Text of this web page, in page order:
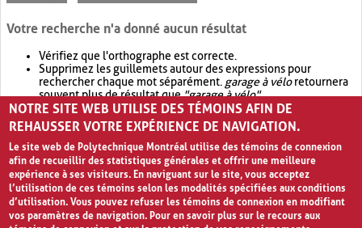
Votre recherche n'a donné aucun résultat
Vérifiez que l'orthographe est correcte.
Supprimez les guillemets autour des expressions pour
rechercher chaque mot séparément. garage à véloretournera
souvent plus de résultat que"garage à vélo".
Envisagez d'élargir votre recherche avec OR.garage OR vélo
retournera souvent plus de résultat quegarage à vélo
NOTRE SITE WEB UTILISE DES TÉMOINS AFIN DE
REHAUSSER VOTRE EXPÉRIENCE DE NAVIGATION.
Le site web de Polytechnique Montréal utilise des témoins de connexion
afin de recueillir des statistiques générales et offrir une meilleure
expérience à ses visiteurs. En naviguant sur le site, vous acceptez
l’utilisation de ces témoins selon les modalités spécifiées aux conditions
d’utilisation. Vous pouvez refuser les témoins de connexion en modifiant
vos paramètres de navigation. Pour en savoir plus sur le recours aux